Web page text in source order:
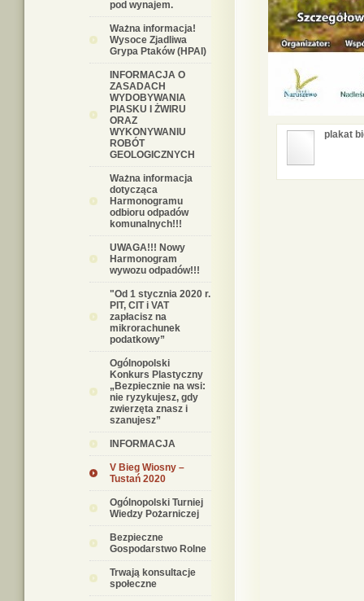
pod wynajem.
Ważna informacja!
Wysoce Zjadliwa
Grypa Ptaków (HPAI)
INFORMACJA O
ZASADACH
WYDOBYWANIA
PIASKU I ŻWIRU
ORAZ
WYKONYWANIU
ROBÓT
GEOLOGICZNYCH
Ważna informacja
dotycząca
Harmonogramu
odbioru odpadów
komunalnych!!!
UWAGA!!! Nowy
Harmonogram
wywozu odpadów!!!
"Od 1 stycznia 2020 r.
PIT, CIT i VAT
zapłacisz na
mikrorachunek
podatkowy”
Ogólnopolski
Konkurs Plastyczny
„Bezpiecznie na wsi:
nie ryzykujesz, gdy
zwierzęta znasz i
szanujesz”
INFORMACJA
V Bieg Wiosny –
Tustań 2020
Ogólnopolski Turniej
Wiedzy Pożarniczej
Bezpieczne
Gospodarstwo Rolne
Trwają konsultacje
społeczne
plakat